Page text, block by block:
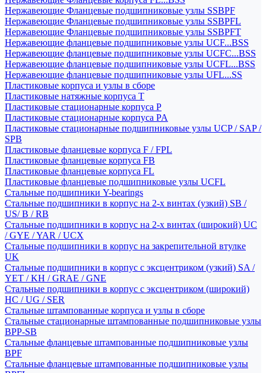
Нержавеющие Фланцевые подшипниковые узлы SSBPF
Нержавеющие Фланцевые подшипниковые узлы SSBPFL
Нержавеющие Фланцевые подшипниковые узлы SSBPFT
Нержавеющие фланцевые подшипниковые узлы UCF...BSS
Нержавеющие фланцевые подшипниковые узлы UCFC...BSS
Нержавеющие фланцевые подшипниковые узлы UCFL...BSS
Нержавеющие фланцевые подшипниковые узлы UFL...SS
Пластиковые корпуса и узлы в сборе
Пластиковые натяжные корпуса T
Пластиковые стационарные корпуса P
Пластиковые стационарные корпуса PA
Пластиковые стационарные подшипниковые узлы UCP / SAP /
SPB
Пластиковые фланцевые корпуса F / FPL
Пластиковые фланцевые корпуса FB
Пластиковые фланцевые корпуса FL
Пластиковые фланцевые подшипниковые узлы UCFL
Стальные подшипники Y-bearings
Стальные подшипники в корпус на 2-х винтах (узкий) SB /
US/ B / RB
Стальные подшипники в корпус на 2-х винтах (широкий) UC
/ GYE / YAR / UCX
Стальные подшипники в корпус на закрепительной втулке
UK
Стальные подшипники в корпус с эксцентриком (узкий) SA /
YET / KH / GRAE / GNE
Стальные подшипники в корпус с эксцентриком (широкий)
HC / UG / SER
Стальные штампованные корпуса и узлы в сборе
Стальные стационарные штампованные подшипниковые узлы
BPP-SB
Стальные фланцевые штампованные подшипниковые узлы
BPF
Стальные фланцевые штампованные подшипниковые узлы